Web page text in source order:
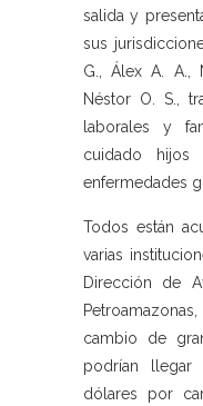
salida y
sus
G., Álex A. A.,
Néstor O. S.,
laborales y
cuidado hijos
enfermedades
Todos están
varias
Dirección de
cambio de
podrían
dólares por